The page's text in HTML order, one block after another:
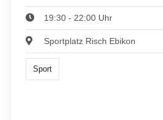
19:30 - 22:00 Uhr
Sportplatz Risch Ebikon
Sport